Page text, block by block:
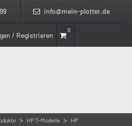
info@mein-plotter.de
/ Registrieren
0
> HP T-Modelle >
HP